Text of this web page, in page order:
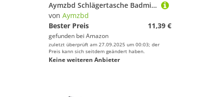
Aymzbd Schlägertasche Badmintontasche Badmintonschläger Sportschlägertasche Squashtasche für Erwachsene Kinder, Schwarz
von Aymzbd
Bester Preis
11,39 €
gefunden bei Amazon
zuletzt überprüft am 27.09.2025 um 00:03; der
Preis kann sich seitdem geändert haben.
Keine weiteren Anbieter